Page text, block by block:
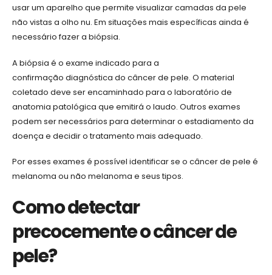
usar um aparelho que permite visualizar camadas da pele
não vistas a olho nu. Em situações mais específicas ainda é
necessário fazer a biópsia.
A biópsia é o exame indicado para a
confirmação diagnóstica do câncer de pele. O material
coletado deve ser encaminhado para o laboratório de
anatomia patológica que emitirá o laudo. Outros exames
podem ser necessários para determinar o estadiamento da
doença e decidir o tratamento mais adequado.
Por esses exames é possível identificar se o câncer de pele é
melanoma ou não melanoma e seus tipos.
Como detectar
precocemente o câncer de
pele?